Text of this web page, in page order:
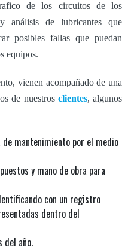
de los circuitos de los
análisis de lubricantes que
posibles fallas que puedan
equipos.
vienen acompañado de una
de nuestros clientes, algunos
mantenimiento por el medio
y mano de obra para
con un registro
dentro del
del año.